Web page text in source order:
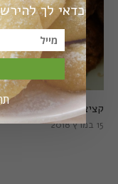
קציצות כרישה מושלמות
15 במרץ 2018
כדאי לך